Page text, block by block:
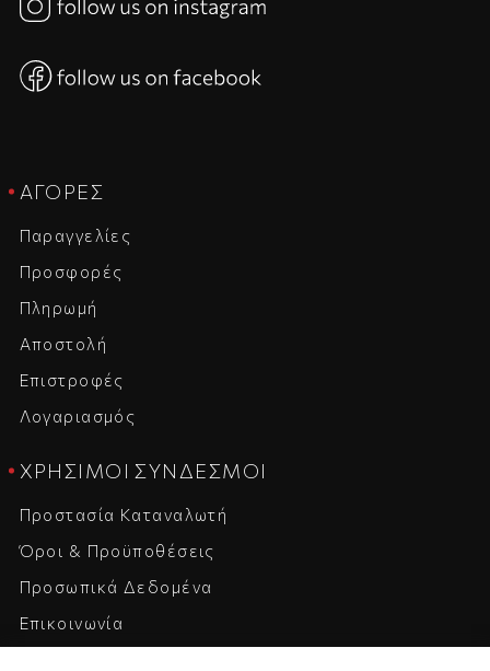
ΑΓΟΡΈΣ
Παραγγελίες
Προσφορές
Πληρωμή
Αποστολή
Επιστροφές
Λογαριασμός
ΧΡΉΣΙΜΟΙ ΣΎΝΔΕΣΜΟΙ
Προστασία Καταναλωτή
Όροι & Προϋποθέσεις
Προσωπικά Δεδομένα
Επικοινωνία